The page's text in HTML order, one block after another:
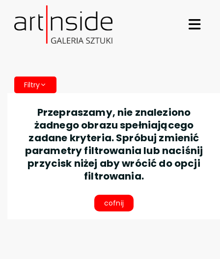
Filtry
Przepraszamy, nie znaleziono
żadnego obrazu spełniającego
zadane kryteria. Spróbuj zmienić
parametry filtrowania lub naciśnij
przycisk niżej aby wrócić do opcji
filtrowania.
cofnij